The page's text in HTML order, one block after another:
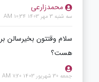
محمدزارعی
سه شنبه 3 مهر 1403 10:34 AM
هست؟
جمعه 30 شهریور 1403 7:20 AM